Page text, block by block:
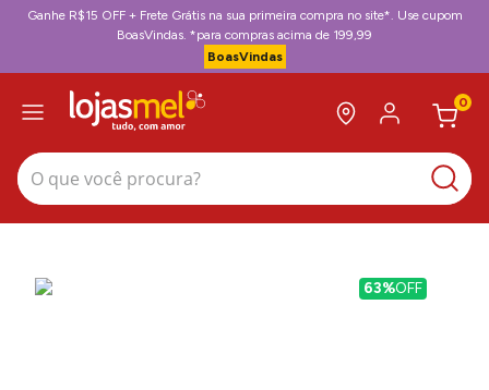
Ganhe R$15 OFF + Frete Grátis na sua primeira compra no site*. Use cupom
BoasVindas. *para compras acima de 199,99
BoasVindas
0
O que você procura?
63%OFF